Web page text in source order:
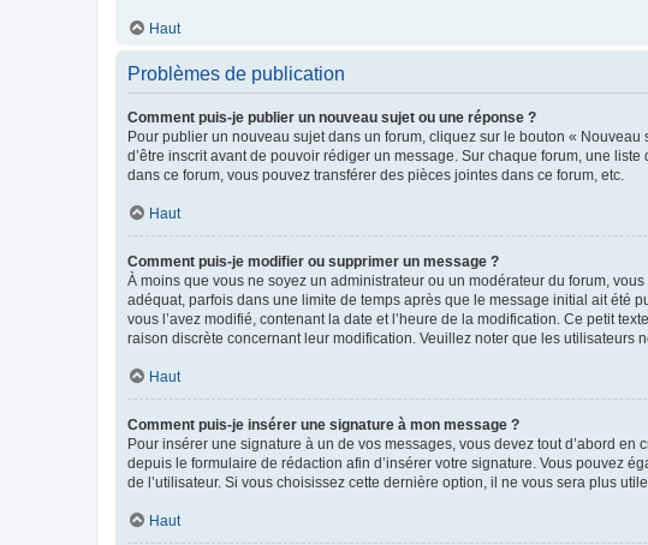
Haut
Problèmes de publication
Comment puis-je publier un nouveau sujet ou une réponse ?
Pour publier un nouveau sujet dans un forum, cliquez sur le bouton «
d’être inscrit avant de pouvoir rédiger un message. Sur chaque forum, une
dans ce forum, vous pouvez transférer des pièces jointes dans ce forum, etc.
Haut
Comment puis-je modifier ou supprimer un message ?
À moins que vous ne soyez un administrateur ou un modérateur du forum,
adéquat, parfois dans une limite de temps après que le message initial ait été
vous l’avez modifié, contenant la date et l’heure de la modification. Ce petit
raison discrète concernant leur modification. Veuillez noter que les utilisateurs
Haut
Comment puis-je insérer une signature à mon message ?
Pour insérer une signature à un de vos messages, vous devez tout d’abord
depuis le formulaire de rédaction afin d’insérer votre signature. Vous pouvez
de l’utilisateur. Si vous choisissez cette dernière option, il ne vous sera plus
Haut